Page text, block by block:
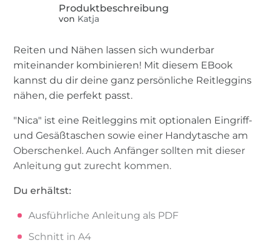
von Katja
Reiten und Nähen lassen sich wunderbar
miteinander kombinieren! Mit diesem EBook
kannst du dir deine ganz persönliche Reitleggins
nähen, die perfekt passt.
"Nica" ist eine Reitleggins mit optionalen Eingriff-
und Gesäßtaschen sowie einer Handytasche am
Oberschenkel. Auch Anfänger sollten mit dieser
Anleitung gut zurecht kommen.
Du erhältst:
Ausführliche Anleitung als PDF
Schnitt in A4